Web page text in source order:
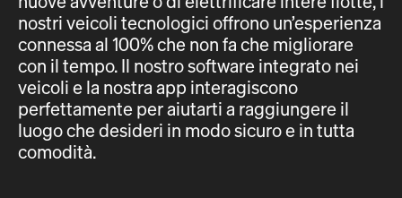
nostri veicoli tecnologici offrono un’esperienza
connessa al 100% che non fa che migliorare
con il tempo. Il nostro software integrato nei
veicoli e la nostra app interagiscono
perfettamente per aiutarti a raggiungere il
luogo che desideri in modo sicuro e in tutta
comodità.